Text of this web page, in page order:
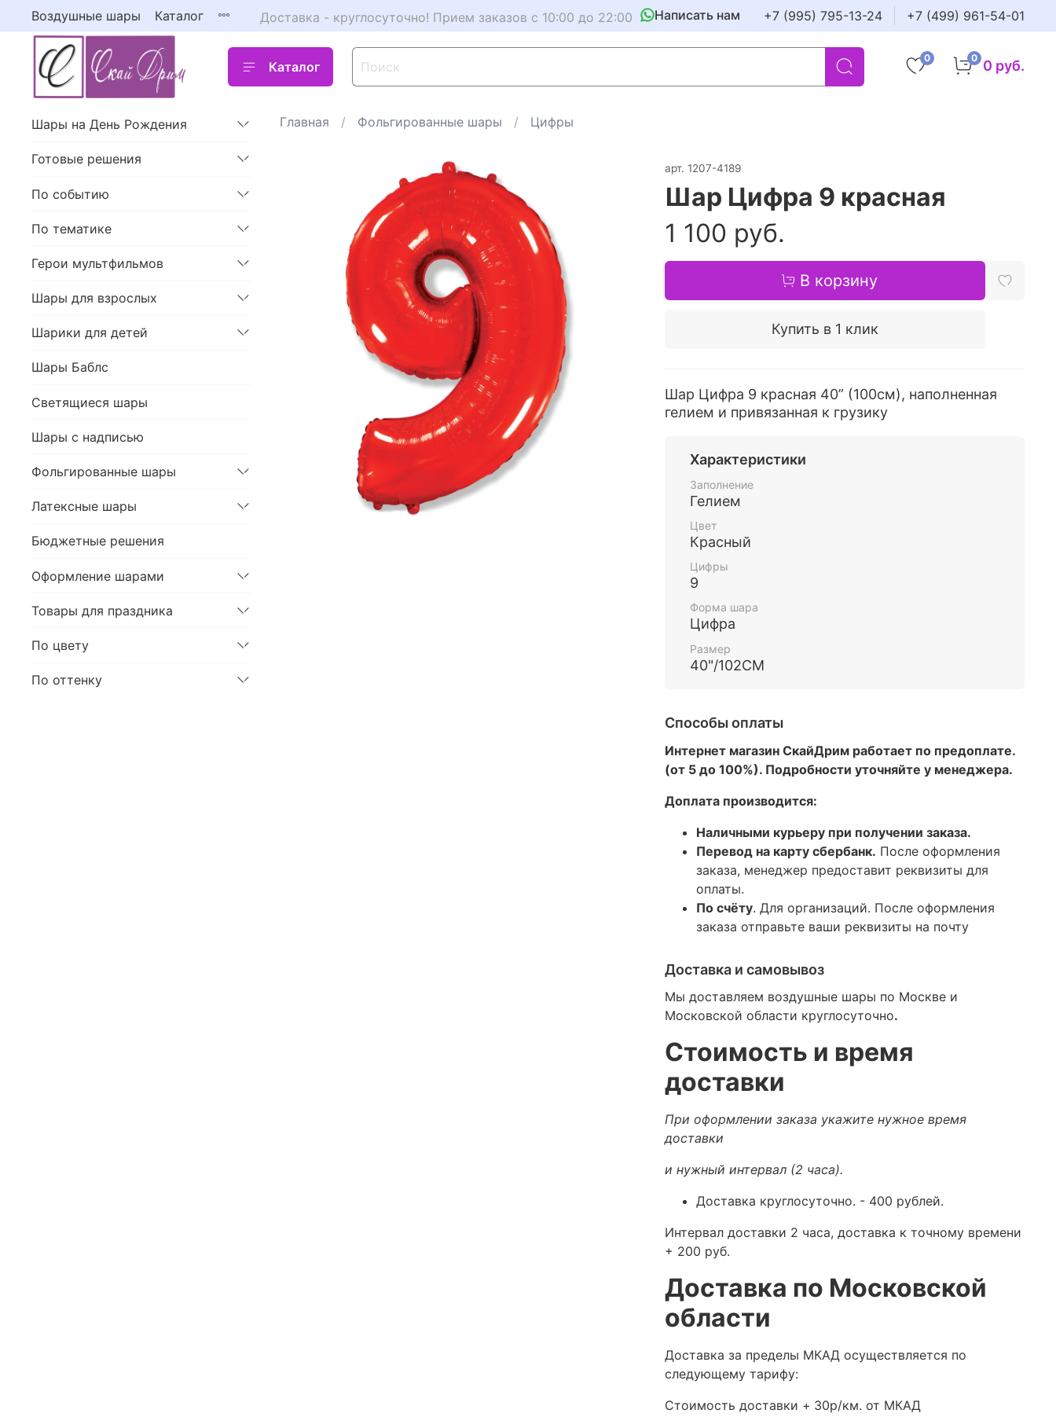
Воздушные шары Каталог Доставка - круглосуточно! Прием заказов с 10:00 до 22:00 Написать нам +7 (995) 795-13-24 +7 (499) 961-54-01
Каталог
0 0 0 руб.
Главная Фольгированные шары Цифры
арт. 1207-4189
Шар Цифра 9 красная
1 100 руб.
В корзину
Купить в 1 клик
Шар Цифра 9 красная 40” (100см), наполненная
гелием и привязанная к грузику
Характеристики
Заполнение
Гелием
Цвет
Красный
Цифры
9
Форма шара
Цифра
Размер
40"/102СМ
Способы оплаты
Интернет магазин СкайДрим работает по предоплате.
(от 5 до 100%). Подробности уточняйте у менеджера.
Доплата производится:
Наличными курьеру при получении заказа.
Перевод на карту сбербанк. После оформления
заказа, менеджер предоставит реквизиты для
оплаты.
По счёту. Для организаций. После оформления
заказа отправьте ваши реквизиты на почту
Доставка и самовывоз
Мы доставляем воздушные шары по Москве и
Московской области круглосуточно.
Стоимость и время
доставки
При оформлении заказа укажите нужное время
доставки
и нужный интервал (2 часа).
Доставка круглосуточно. - 400 рублей.
Интервал доставки 2 часа, доставка к точному времени
+ 200 руб.
Доставка по Московской
области
Доставка за пределы МКАД осуществляется по
следующему тарифу:
Стоимость доставки + 30р/км. от МКАД
Шары на День Рождения
Готовые решения
По событию
По тематике
Герои мультфильмов
Шары для взрослых
Шарики для детей
Шары Баблс
Светящиеся шары
Шары с надписью
Фольгированные шары
Латексные шары
Бюджетные решения
Оформление шарами
Товары для праздника
По цвету
По оттенку